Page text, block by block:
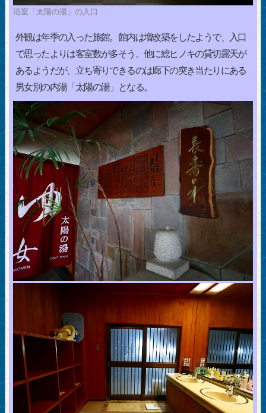
浴室「太陽の湯」の入口
外観は年季の入った旅館。館内は増改築をしたようで、入口
で思ったよりは客室数が多そう。他に総ヒノキの貸切露天が
あるようだが、立ち寄りできるのは廊下の突き当たりにある
男女別の内湯「太陽の湯」となる。